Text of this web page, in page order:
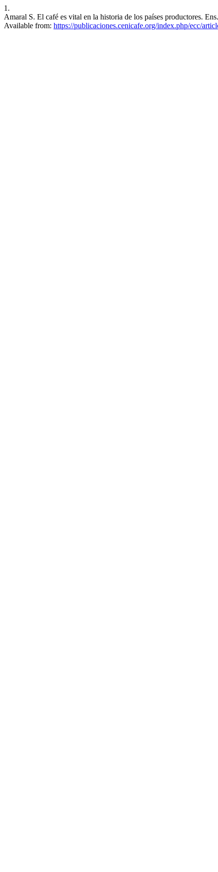
1.
Amaral S. El café es vital en la historia de los países productores.
Available from: https://publicaciones.cenicafe.org/index.php/ecc/